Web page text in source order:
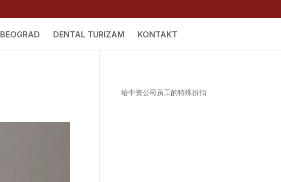
BEOGRAD DENTAL TURIZAM KONTAKT
给中资公司员工的特殊折扣